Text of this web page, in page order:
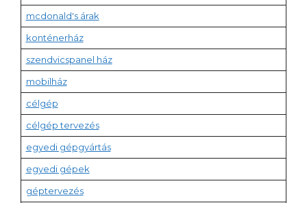
mcdonald's árak
konténerház
szendvicspanel ház
mobilház
célgép
célgép tervezés
egyedi gépgyártás
egyedi gépek
géptervezés